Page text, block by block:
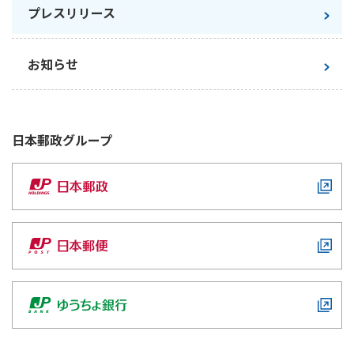
プレスリリース
お知らせ
日本郵政グループ